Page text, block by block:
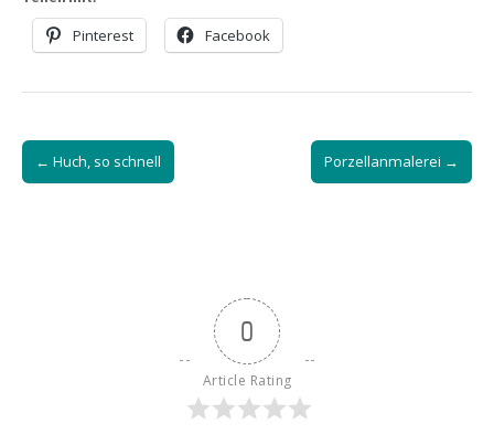
Pinterest Facebook
Post
navigation
← Huch, so schnell Porzellanmalerei →
0
Article Rating